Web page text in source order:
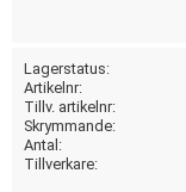
Lagerstatus
Artikelnr
Tillv. artikelnr
Skrymmande
Antal
Tillverkare